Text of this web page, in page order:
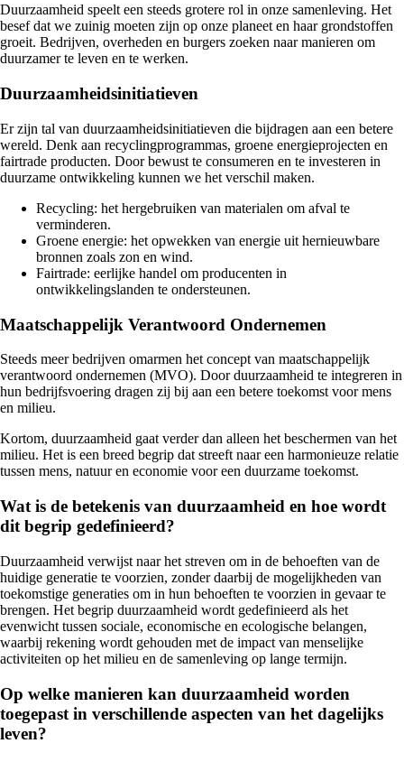
Duurzaamheid speelt een steeds grotere rol in onze samenleving. Het
besef dat we zuinig moeten zijn op onze planeet en haar grondstoffen
groeit. Bedrijven, overheden en burgers zoeken naar manieren om
duurzamer te leven en te werken.
Duurzaamheidsinitiatieven
Er zijn tal van duurzaamheidsinitiatieven die bijdragen aan een betere
wereld. Denk aan recyclingprogrammas, groene energieprojecten en
fairtrade producten. Door bewust te consumeren en te investeren in
duurzame ontwikkeling kunnen we het verschil maken.
Recycling: het hergebruiken van materialen om afval te
verminderen.
Groene energie: het opwekken van energie uit hernieuwbare
bronnen zoals zon en wind.
Fairtrade: eerlijke handel om producenten in
ontwikkelingslanden te ondersteunen.
Maatschappelijk Verantwoord Ondernemen
Steeds meer bedrijven omarmen het concept van maatschappelijk
verantwoord ondernemen (MVO). Door duurzaamheid te integreren in
hun bedrijfsvoering dragen zij bij aan een betere toekomst voor mens
en milieu.
Kortom, duurzaamheid gaat verder dan alleen het beschermen van het
milieu. Het is een breed begrip dat streeft naar een harmonieuze relatie
tussen mens, natuur en economie voor een duurzame toekomst.
Wat is de betekenis van duurzaamheid en hoe wordt
dit begrip gedefinieerd?
Duurzaamheid verwijst naar het streven om in de behoeften van de
huidige generatie te voorzien, zonder daarbij de mogelijkheden van
toekomstige generaties om in hun behoeften te voorzien in gevaar te
brengen. Het begrip duurzaamheid wordt gedefinieerd als het
evenwicht tussen sociale, economische en ecologische belangen,
waarbij rekening wordt gehouden met de impact van menselijke
activiteiten op het milieu en de samenleving op lange termijn.
Op welke manieren kan duurzaamheid worden
toegepast in verschillende aspecten van het dagelijks
leven?